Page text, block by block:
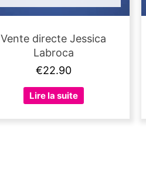
Vente directe Jessica
Labroca
€22.90
Lire la suite